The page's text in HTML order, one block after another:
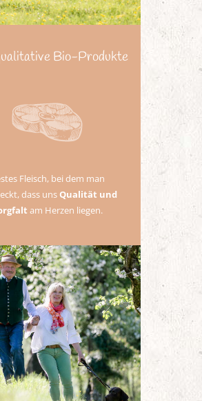
Bio-Produkte
Fleisch, bei dem man
dass unsQualität und
am Herzen liegen.